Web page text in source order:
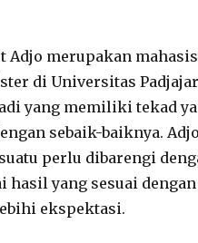
Adjo merupakan
di Universitas
yang memiliki tekad
sebaik-baiknya. Adjo
perlu dibarengi
hasil yang sesuai dengan
ekspektasi.